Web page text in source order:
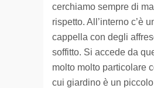
cerchiamo sempre di
rispetto. All’interno c’è
cappella con degli
soffitto. Si accede da
molto molto particolare
cui giardino è un